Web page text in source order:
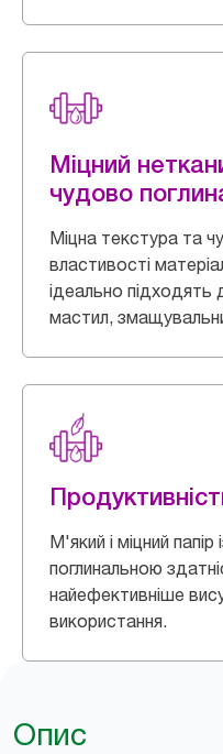
Міцний
чудово
Міцна текстура та
властивості
ідеально підходять
мастил,
М'який і міцний
поглинальною
найефективніше
використання.
Опис